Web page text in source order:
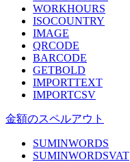
WORKHOURS
ISOCOUNTRY
IMAGE
QRCODE
BARCODE
GETBOLD
IMPORTTEXT
IMPORTCSV
金額のスペルアウト
SUMINWORDS
SUMINWORDSVAT